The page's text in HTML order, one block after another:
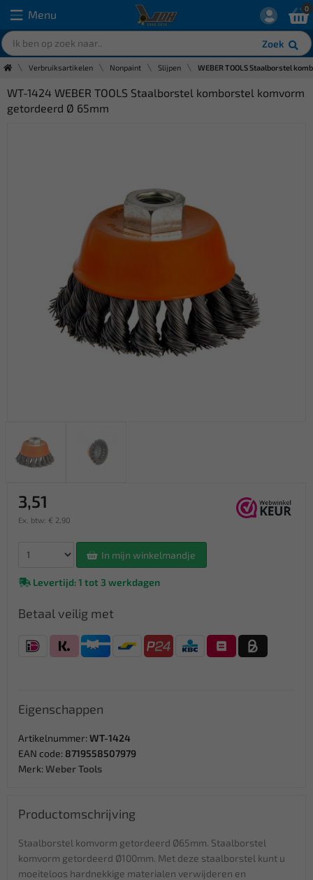
Menu
Zoek
0
Verbruiksartikelen Nonpaint Slijpen WEBER TOOLS Staalborstel
WT-1424 WEBER TOOLS Staalborstel komborstel komvorm
getordeerd Ø 65mm
3,51
Ex. btw: € 2,90
In mijn winkelmandje
Levertijd: 1 tot 3 werkdagen
Betaal veilig met
Eigenschappen
Artikelnummer: WT-1424
EAN code: 8719558507979
Merk: Weber Tools
Productomschrijving
Staalborstel komvorm getordeerd Ø65mm. Staalborstel
komvorm getordeerd Ø100mm. Met deze staalborstel kunt u
moeiteloos hardnekkige materialen verwijderen en